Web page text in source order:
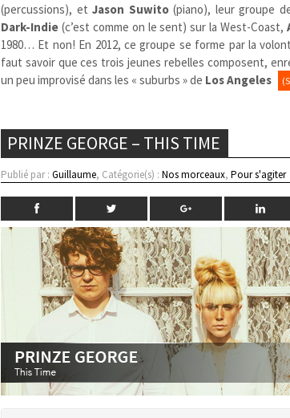
(percussions), etJason Suwito(piano), leur groupe
Dark-Indie (c’est comme on le sent) sur la West-Coast,
1980… Et non! En 2012, ce groupe se forme par la
faut savoir que ces trois jeunes rebelles composent,
un peu improvisé dans les « suburbs » de Los Angeles
PRINZE GEORGE – THIS TIME
Publié par :Guillaume, Catégorie(s) :Nos morceaux,Pour s'agiter